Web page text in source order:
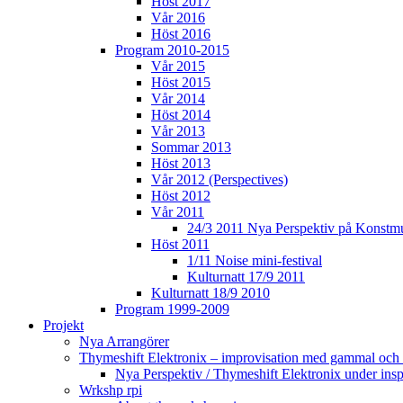
Vår 2016
Höst 2016
Program 2010-2015
Vår 2015
Höst 2015
Vår 2014
Höst 2014
Vår 2013
Sommar 2013
Höst 2013
Vår 2012 (Perspectives)
Höst 2012
Vår 2011
24/3 2011 Nya Perspektiv på
Höst 2011
1/11 Noise mini-festival
Kulturnatt 17/9 2011
Kulturnatt 18/9 2010
Program 1999-2009
Projekt
Nya Arrangörer
Thymeshift Elektronix – improvisation med gammal
Nya Perspektiv / Thymeshift Elektronix under
Wrkshp rpi